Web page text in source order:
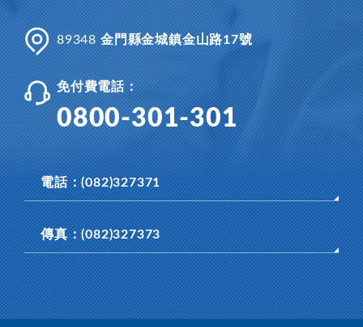
89348 金門縣金城鎮金山路17號
免付費電話：
0800-301-301
電話：(082)327371
傳真：(082)327373